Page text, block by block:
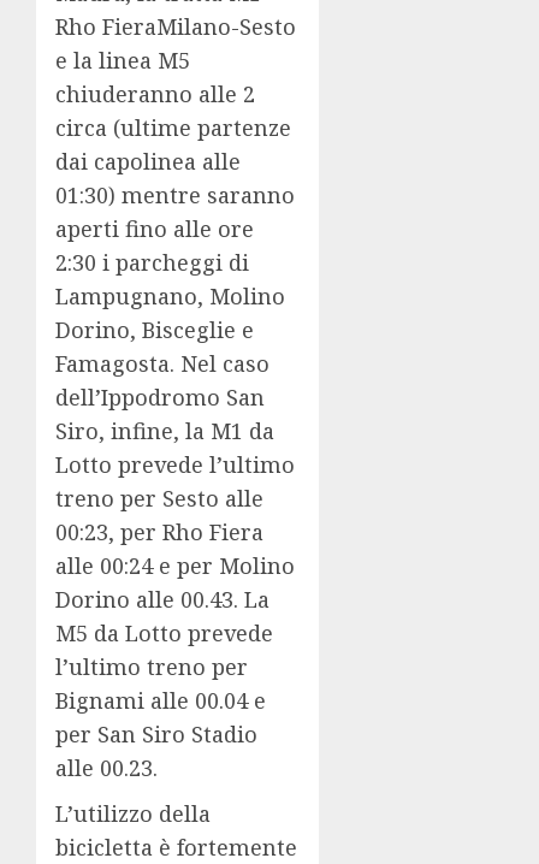
Rho FieraMilano-Sesto
e la linea M5
chiuderanno alle 2
circa (ultime partenze
dai capolinea alle
01:30) mentre saranno
aperti fino alle ore
2:30 i parcheggi di
Lampugnano, Molino
Dorino, Bisceglie e
Famagosta. Nel caso
dell’Ippodromo San
Siro, infine, la M1 da
Lotto prevede l’ultimo
treno per Sesto alle
00:23, per Rho Fiera
alle 00:24 e per Molino
Dorino alle 00.43. La
M5 da Lotto prevede
l’ultimo treno per
Bignami alle 00.04 e
per San Siro Stadio
alle 00.23.
L’utilizzo della
bicicletta è fortemente